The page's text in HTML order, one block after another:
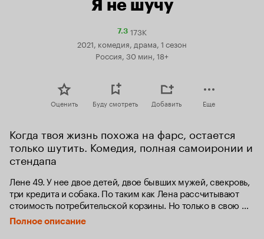
Я не шучу
7.3Рейтинг
Кинопоиска
7.3
173K
2021, комедия, драма, 1 сезон
Россия, 30 мин, 18+
Оценить Буду смотреть Добавить Еще
Когда твоя жизнь похожа на фарс, остается
только шутить. Комедия, полная самоиронии и
стендапа
Лене 49. У нее двое детей, двое бывших мужей, свекровь,
три кредита и собака. По таким как Лена рассчитывают
стоимость потребительской корзины. Но только в свою
корзину она добавит бутылку вина и обязательно
расскажет об этом вечером со сцены. Подруги говорят,
Полное описание